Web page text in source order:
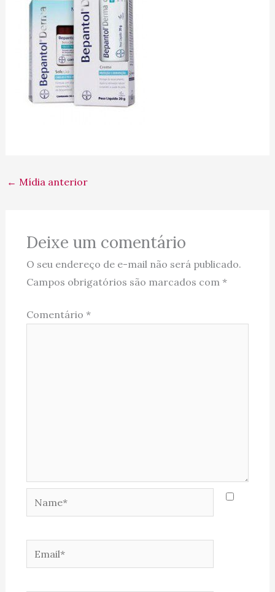
← Mídia anterior
Deixe um comentário
O seu endereço de e-mail não será publicado.
Campos obrigatórios são marcados com *
Comentário *
Name*
Email*